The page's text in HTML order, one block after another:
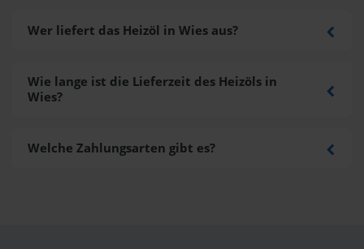
Wer liefert das Heizöl in Wies aus?
Wie lange ist die Lieferzeit des Heizöls in
Wies?
Welche Zahlungsarten gibt es?